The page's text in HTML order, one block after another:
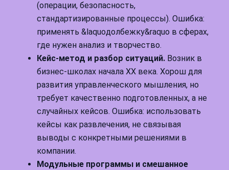
(операции, безопасность,
стандартизированные процессы). Ошибка:
применять &laquoдолбежку&raquo в сферах,
где нужен анализ и творчество.
Кейс-метод и разбор ситуаций. Возник в
бизнес-школах начала XX века. Хорош для
развития управленческого мышления, но
требует качественно подготовленных, а не
случайных кейсов. Ошибка: использовать
кейсы как развлечения, не связывая
выводы с конкретными решениями в
компании.
Модульные программы и смешанное